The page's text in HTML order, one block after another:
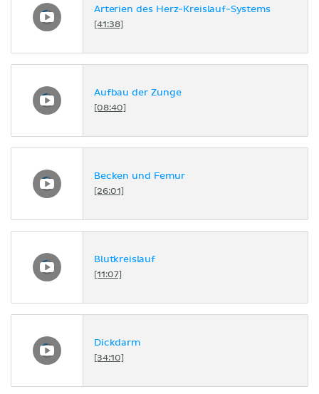
Arterien des Herz-Kreislauf-Systems
[41:38]
Aufbau der Zunge
[08:40]
Becken und Femur
[26:01]
Blutkreislauf
[11:07]
Dickdarm
[34:10]